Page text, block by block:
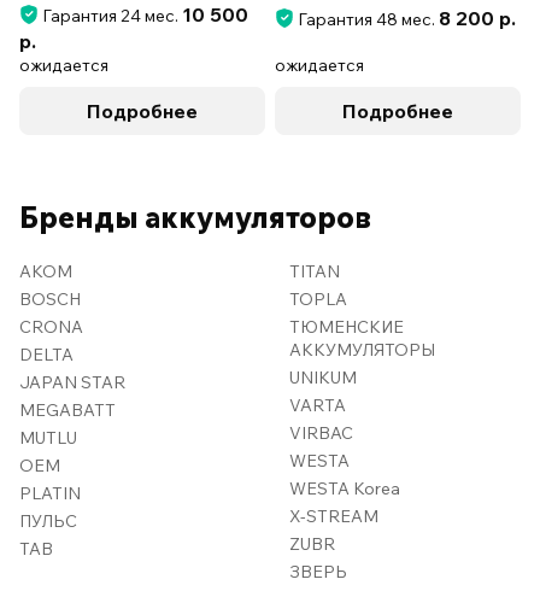
Гарантия 24 мес. 10 500
р.
ожидается
Подробнее
Гарантия 48 мес. 8 200 р.
ожидается
Подробнее
Бренды аккумуляторов
AKOM
BOSCH
CRONA
DELTA
JAPAN STAR
MEGABATT
MUTLU
OEM
PLATIN
ПУЛЬС
TAB
TITAN
TOPLA
ТЮМЕНСКИЕ
АККУМУЛЯТОРЫ
UNIKUM
VARTA
VIRBAC
WESTA
WESTA Korea
X-STREAM
ZUBR
ЗВЕРЬ